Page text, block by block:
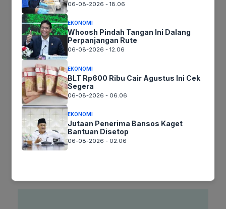
Nama
Surel
Situs
web
Simpan nama, email, dan situs web saya pada peramban ini
untuk komentar saya berikutnya.
06-08-2026 - 18.06
EKONOMI
Whoosh Pindah Tangan Ini Dalang
Perpanjangan Rute
06-08-2026 - 12.06
EKONOMI
BLT Rp600 Ribu Cair Agustus Ini Cek
Segera
06-08-2026 - 06.06
EKONOMI
Jutaan Penerima Bansos Kaget
Bantuan Disetop
06-08-2026 - 02.06